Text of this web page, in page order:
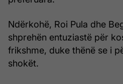
Ndërkohë, Roi Pula dhe
shprehën entuziastë për
frikshme, duke thënë se i
shokët.